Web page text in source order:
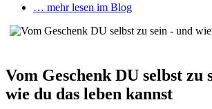
… mehr lesen im Blog
Vom Geschenk DU selbst zu
wie du das leben kannst